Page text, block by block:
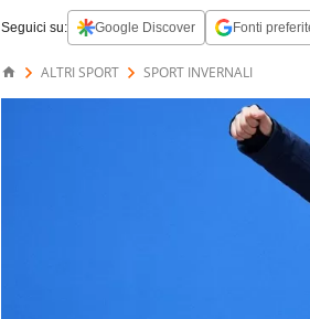
Seguici su: Google Discover Fonti
ALTRI SPORT SPORT INVERNALI